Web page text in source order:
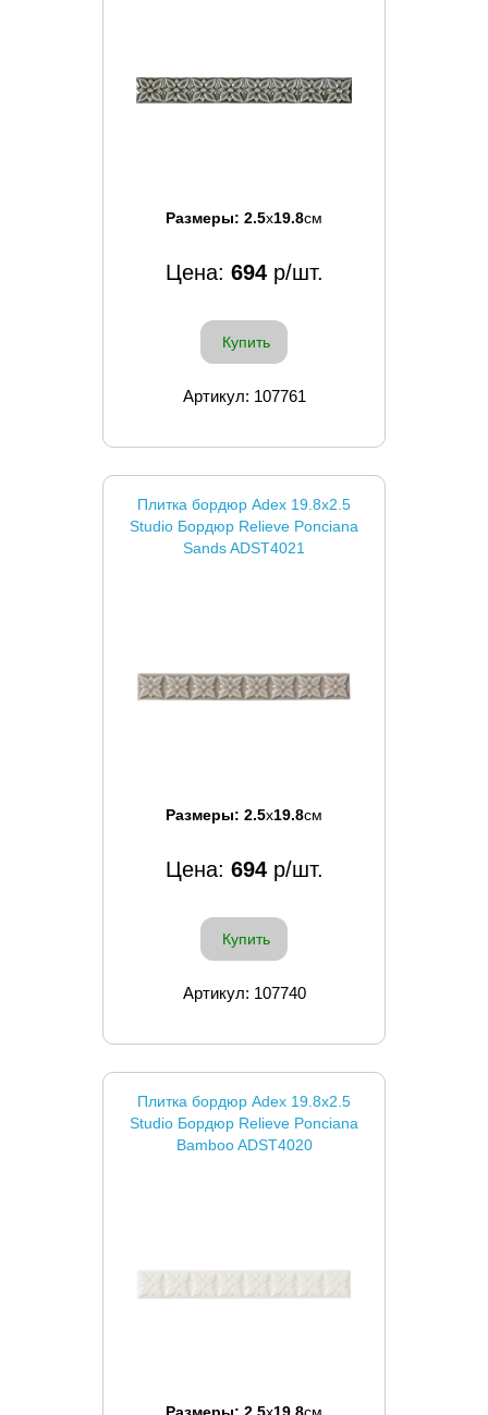
Размеры: 2.5x19.8см
Цена: 694р/шт.
Купить
Артикул: 107761
Плитка бордюр Adex 19.8x2.5
Studio Бордюр Relieve Ponciana
Sands ADST4021
Размеры: 2.5x19.8см
Цена: 694р/шт.
Купить
Артикул: 107740
Плитка бордюр Adex 19.8x2.5
Studio Бордюр Relieve Ponciana
Bamboo ADST4020
Размеры: 2.5x19.8см